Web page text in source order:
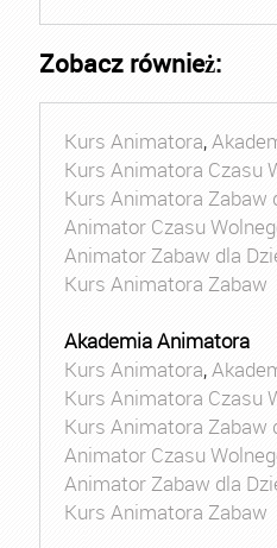
Zobacz również:
Kurs Animatora,
Kurs Animatora Czasu
Kurs Animatora Zabaw
Animator Czasu
Animator Zabaw dla
Kurs Animatora Zabaw
Akademia Animatora
Kurs Animatora,
Kurs Animatora Czasu
Kurs Animatora Zabaw
Animator Czasu
Animator Zabaw dla
Kurs Animatora Zabaw